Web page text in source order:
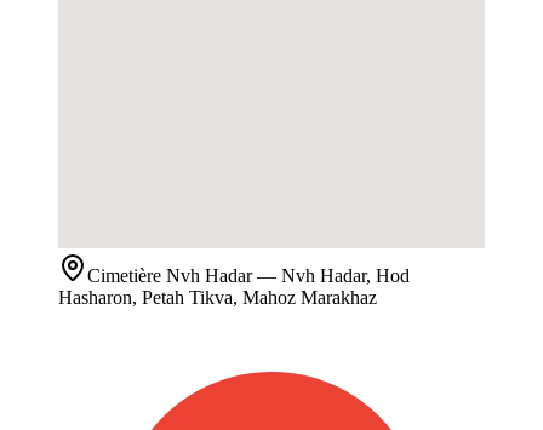
Cimetière Nvh Hadar— Nvh Hadar, Hod
Hasharon, Petah Tikva, Mahoz Marakhaz